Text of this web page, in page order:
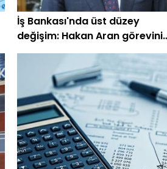
İş Bankası'nda üst düzey
değişim: Hakan Aran görevini
devrediyor